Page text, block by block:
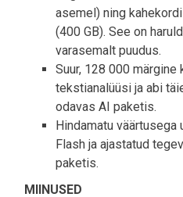
asemel) ning
(400 GB). See on
varasemalt puudus.
Suur, 128 000
tekstianalüüsi ja abi
odavas AI paketis.
Hindamatu väärtusega
Flash ja ajastatud
paketis.
MIINUSED